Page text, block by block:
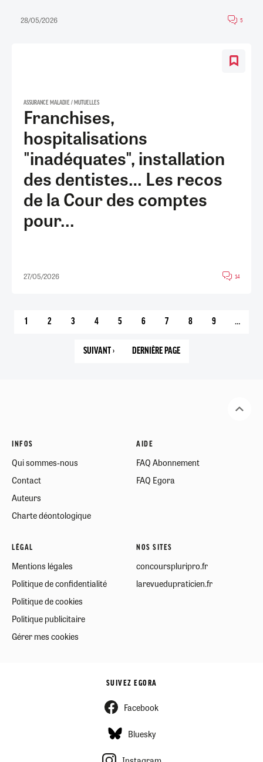
28/05/2026 5
ASSURANCE MALADIE / MUTUELLES
Franchises,
hospitalisations
"inadéquates", installation
des dentistes… Les recos
de la Cour des comptes
pour...
27/05/2026 14
PAGE
1 PAGE
2 PAGE
3 PAGE
4 PAGE
5 PAGE
6 PAGE
7 PAGE
8 PAGE
9 …
PAGE
SUIVANT › DERNIÈRE PAGE
42
INFOS
Qui sommes-nous
Contact
Auteurs
Charte déontologique
AIDE
FAQ Abonnement
FAQ Egora
LÉGAL
Mentions légales
Politique de confidentialité
Politique de cookies
Politique publicitaire
Gérer mes cookies
NOS SITES
concourspluripro.fr
larevuedupraticien.fr
SUIVEZ EGORA
Facebook
Bluesky